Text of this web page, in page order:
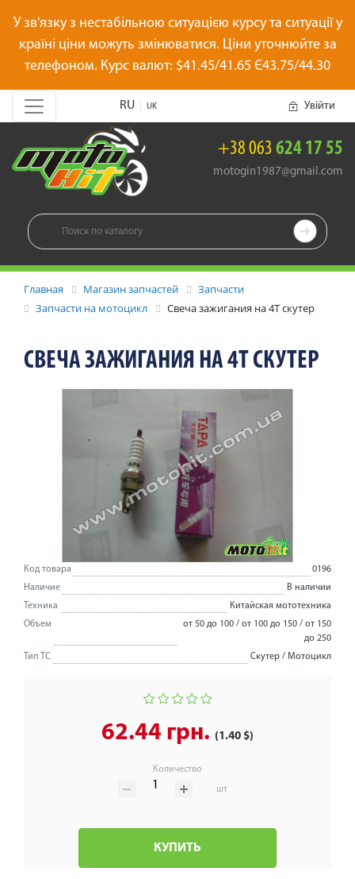
У зв'язку з нестабільною ситуацією курсу та ситуації у
країні ціни можуть змінюватися. Ціни уточнюйте за
телефоном. Курс валют: $41.45/41.65 Є43.75/44.30
RU UK Увійти
+38 063 624 17 55
motogin1987@gmail.com

Главная Магазин запчастей
Запчасти
Запчасти на мотоцикл
Свеча зажигания на 4Т скутер
СВЕЧА ЗАЖИГАНИЯ НА 4Т СКУТЕР
Код товара
0196
Наличие
В наличии
Техника
Китайская мототехника
Объем
от 50 до 100 / от 100 до 150 / от 150
до 250
Тип ТС
Скутер / Мотоцикл
62.44 грн. (1.40 $)
Количество
шт
КУПИТЬ